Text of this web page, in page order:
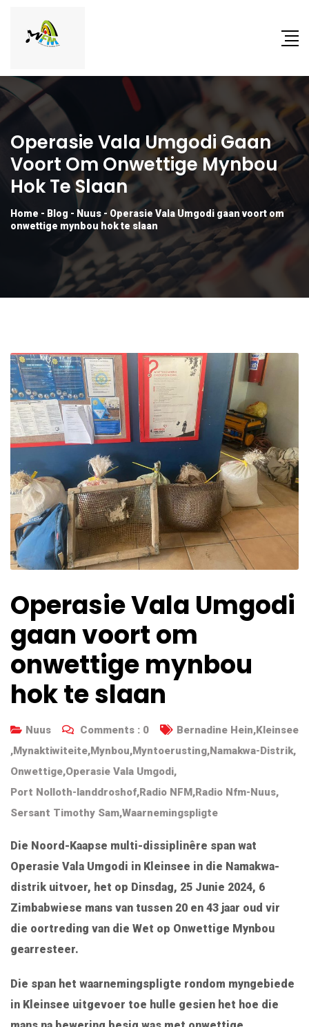
Operasie Vala Umgodi Gaan
Voort Om Onwettige Mynbou
Hok Te Slaan
Home - Blog - Nuus- Operasie Vala Umgodi gaan voort om
onwettige mynbou hok te slaan
Operasie Vala Umgodi
gaan voort om
onwettige mynbou
hok te slaan
Nuus Comments : 0 Bernadine Hein,Kleinsee
,Mynaktiwiteite,Mynbou,Myntoerusting,Namakwa-Distrik,
Onwettige,Operasie Vala Umgodi,
Port Nolloth-landdroshof,Radio NFM,Radio Nfm-Nuus,
Sersant Timothy Sam,Waarnemingspligte
Die Noord-Kaapse multi-dissiplinêre span wat
Operasie Vala Umgodi in Kleinsee in die Namakwa-
distrik uitvoer, het op Dinsdag, 25 Junie 2024, 6
Zimbabwiese mans van tussen 20 en 43 jaar oud vir
die oortreding van die Wet op Onwettige Mynbou
gearresteer.
Die span het waarnemingspligte rondom myngebiede
in Kleinsee uitgevoer toe hulle gesien het hoe die